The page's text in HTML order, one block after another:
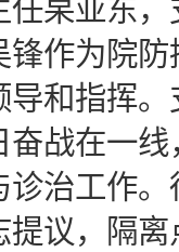
任杲亚东
锋作为院
导和指挥
奋战在一
诊治工作
提议，隔